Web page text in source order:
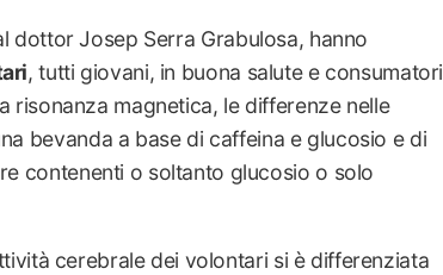
dottor Josep Serra Grabulosa, hanno
, tutti giovani, in buona salute e consumatori
risonanza magnetica, le differenze nelle
bevanda a base di caffeina e glucosio e di
contenenti o soltanto glucosio o solo
cerebrale dei volontari si è differenziata